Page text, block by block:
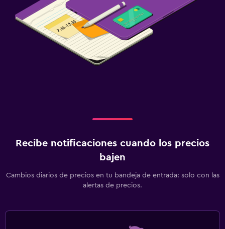
Recibe notificaciones cuando los precios
bajen
Cambios diarios de precios en tu bandeja de entrada: solo con las
alertas de precios.